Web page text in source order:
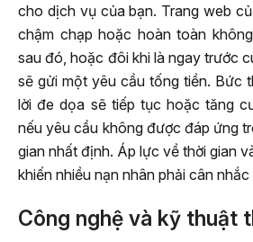
cho dịch vụ của bạn. Trang web
chậm chạp hoặc hoàn toàn
sau đó, hoặc đôi khi là ngay trước
sẽ gửi một yêu cầu tống tiền. Bức
lời đe dọa sẽ tiếp tục hoặc tăng
nếu yêu cầu không được đáp ứng
gian nhất định. Áp lực về thời gian
khiến nhiều nạn nhân phải cân
Công nghệ và kỹ thuật